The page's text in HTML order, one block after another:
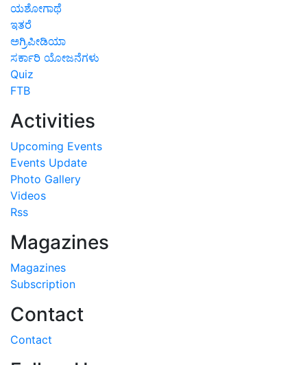
ಯಶೋಗಾಥೆ
ಇತರೆ
ಅಗ್ರಿಪೀಡಿಯಾ
ಸರ್ಕಾರಿ ಯೋಜನೆಗಳು
Quiz
FTB
Activities
Upcoming Events
Events Update
Photo Gallery
Videos
Rss
Magazines
Magazines
Subscription
Contact
Contact